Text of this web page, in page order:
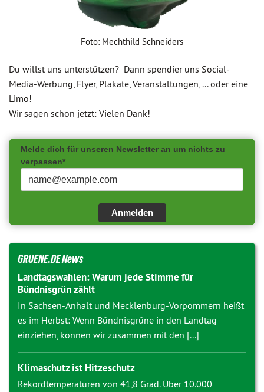
Foto: Mechthild Schneiders
Du willst uns unterstützen? Dann spendier uns Social-
Media-Werbung, Flyer, Plakate, Veranstaltungen, ... oder eine
Limo!
Wir sagen schon jetzt: Vielen Dank!
Melde dich für unseren Newsletter an um nichts zu
verpassen*
Anmelden
GRUENE.DE News
Landtagswahlen: Warum jede Stimme für
Bündnisgrün zählt
In Sachsen-Anhalt und Mecklenburg-Vorpommern heißt
es im Herbst: Wenn Bündnisgrüne in den Landtag
einziehen, können wir zusammen mit den [...]
Klimaschutz ist Hitzeschutz
Rekordtemperaturen von 41,8 Grad. Über 10.000